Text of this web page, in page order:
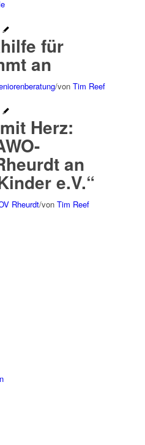
für
an
/von Tim Reef
Herz:
an
e.V.“
Rheurdt/von Tim Reef